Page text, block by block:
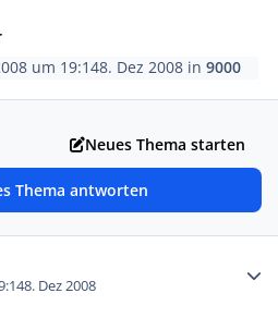
um 19:148. Dez 2008 in9000
Neues Thema starten
Thema antworten
8. Dez 2008